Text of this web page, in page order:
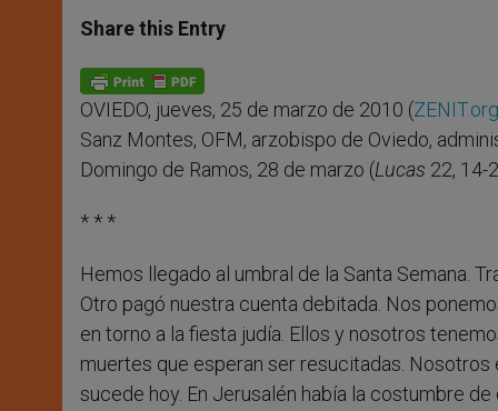
t
s
p
p
s
e
g
e
r
e
b
o
k
Share this Entry
OVIEDO, jueves, 25 de marzo de 2010 (ZENIT.org
Sanz Montes, OFM, arzobispo de Oviedo,
Domingo de Ramos, 28 de marzo (Lucas 22, 14-
* * *
Hemos llegado al umbral de la Santa Semana.
Otro pagó nuestra cuenta debitada. Nos
en torno a la fiesta judía. Ellos y nosotros
muertes que esperan ser resucitadas.
sucede hoy. En Jerusalén había la costumbre